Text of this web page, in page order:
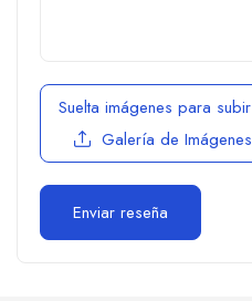
Suelta imágenes para subir
Galería de Imágenes